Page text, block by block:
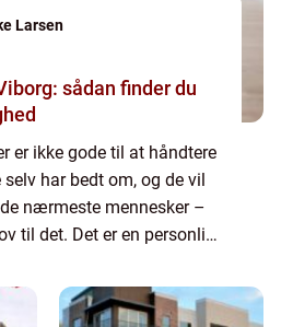
Larsen
sådan finder du
er ikke gode til at håndtere
selv har bedt om, og de vil
nærmeste mennesker –
til det. Det er en personlig